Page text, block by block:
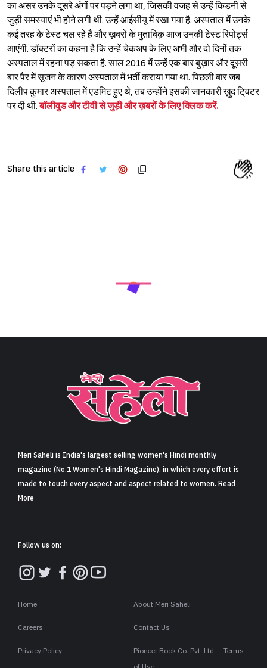
Sign in
का असर उनके दूसरे अंगों पर पड़ने लगा था, जिसकी वजह से उन्हें किडनी से
जुड़ी समस्याएं भी होने लगी थी. उन्हें आईसीयू में रखा गया है. अस्पताल में उनके
कई तरह के टेस्ट चल रहे हैं और ख़बरों के मुताबिक़ आज उनकी टेस्ट रिपोर्ट्स
आएंगी. डॉक्टरों का कहना है कि उन्हें चेकअप के लिए अभी और दो दिनों तक
अस्पताल में रहना पड़ सकता है. साल 2016 में उन्हें एक बार बुख़ार और दूसरी
बार पैर में सूजन के कारण अस्पताल में भर्ती कराया गया था. पिछली बार जब
दिलीप कुमार अस्पताल में एडमिट हुए थे, तब उन्होंने इसकी जानकारी ख़ुद टि्वटर
पर दी थी. बॉलीवुड और टीवी से जुड़ी और ख़बरों के लिए क्लिक करें.
Share this article
Meri Saheli is India's largest selling women's Hindi monthly
magazine (No.1 Women's Hindi Magazine), in which every effort is
made to touch every aspect and aspect related to women. Read
More
Follow us on:
Home About Meri Saheli
Careers Contact Us
Privacy Policy
Pioneer Book Co. Pvt. Ltd. – Terms